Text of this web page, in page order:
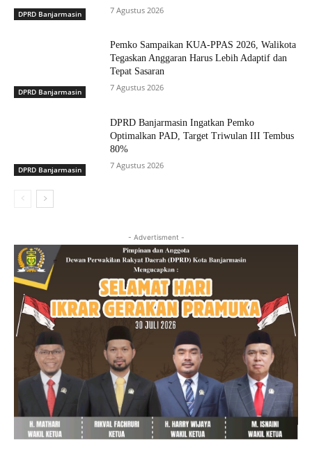
DPRD Banjarmasin
7 Agustus 2026
DPRD Banjarmasin
Pemko Sampaikan KUA-PPAS 2026, Walikota
Tegaskan Anggaran Harus Lebih Adaptif dan
Tepat Sasaran
7 Agustus 2026
DPRD Banjarmasin
DPRD Banjarmasin Ingatkan Pemko
Optimalkan PAD, Target Triwulan III Tembus
80%
7 Agustus 2026
- Advertisment -